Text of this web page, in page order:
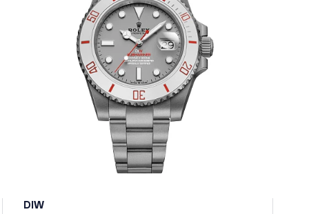
DIW